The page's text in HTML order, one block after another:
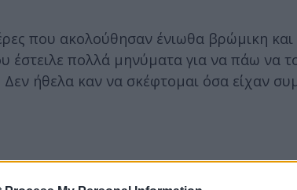
που ακολούθησαν ένιωθα βρώμικη και
έστειλε πολλά μηνύματα για να πάω να
ήθελα καν να σκέφτομαι όσα είχαν